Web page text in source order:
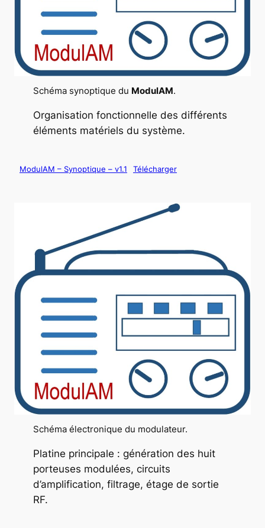
Schéma synoptique du ModulAM.
Organisation fonctionnelle des différents
éléments matériels du système.
ModulAM – Synoptique – v1.1 Télécharger
Schéma électronique du modulateur.
Platine principale : génération des huit
porteuses modulées, circuits
d’amplification, filtrage, étage de sortie
RF.